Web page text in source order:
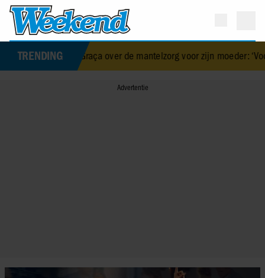
TRENDING
da Graça over de mantelzorg voor zijn moeder: ‘Voor haar zorgen